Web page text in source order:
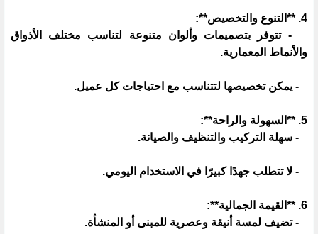
4. **التنوع والتخصيص**:
- تتوفر بتصميمات وألوان متنوعة لتناسب مختلف الأذواق
والأنماط المعمارية.
- يمكن تخصيصها لتتناسب مع احتياجات كل عميل.
5. **السهولة والراحة**:
- سهلة التركيب والتنظيف والصيانة.
- لا تتطلب جهدًا كبيرًا في الاستخدام اليومي.
6. **القيمة الجمالية**:
- تضيف لمسة أنيقة وعصرية للمبنى أو المنشأة.